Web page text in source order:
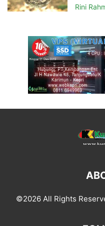
Rini
©2026 All Rights